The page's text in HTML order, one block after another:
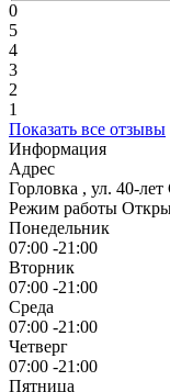
0
5
4
3
2
1
Показать все отзывы
Информация
Адрес
Горловка , ул. 40-
Режим работы
Понедельник
07:00 -21:00
Вторник
07:00 -21:00
Среда
07:00 -21:00
Четверг
07:00 -21:00
Пятница